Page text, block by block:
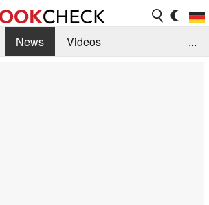
News
Videos
...